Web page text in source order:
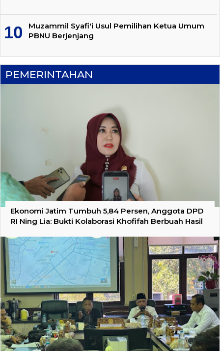
Muzammil Syafi'i Usul Pemilihan Ketua Umum
PBNU Berjenjang
PEMERINTAHAN
Ekonomi Jatim Tumbuh 5,84 Persen, Anggota DPD
RI Ning Lia: Bukti Kolaborasi Khofifah Berbuah Hasil